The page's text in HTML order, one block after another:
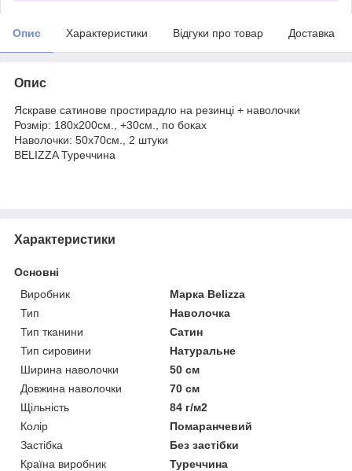
Опис Характеристики Відгуки про товар Доставка
Опис
Яскраве сатинове простирадло на резинці + наволочки
Розмір: 180х200см., +30см., по боках
Наволочки: 50х70см., 2 штуки
BELIZZA Туреччина
Характеристики
Основні
Виробник
Марка Belizza
Тип
Наволочка
Тип тканини
Сатин
Тип сировини
Натуральне
Ширина наволочки
50 см
Довжина наволочки
70 см
Щільність
84 г/м2
Колір
Помаранчевий
Застібка
Без застібки
Країна виробник
Туреччина